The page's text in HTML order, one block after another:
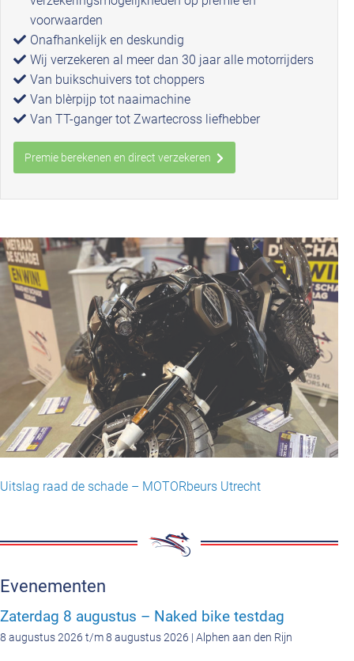
voorwaarden
Onafhankelijk en deskundig
Wij verzekeren al meer dan 30 jaar alle motorrijders
Van buikschuivers tot choppers
Van blèrpijp tot naaimachine
Van TT-ganger tot Zwartecross liefhebber
Premie berekenen en direct verzekeren
Uitslag raad de schade – MOTORbeurs Utrecht
Evenementen
Zaterdag 8 augustus – Naked bike testdag
8 augustus 2026 t/m 8 augustus 2026 | Alphen aan den Rijn